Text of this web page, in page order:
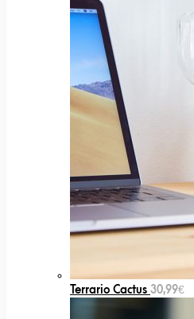
Terrario Cactus 30,99€